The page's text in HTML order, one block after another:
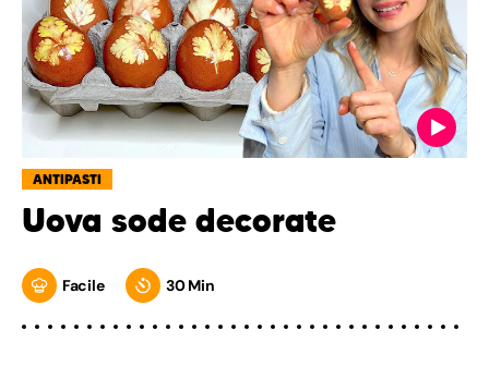
ANTIPASTI
Uova sode decorate
Facile 30 Min